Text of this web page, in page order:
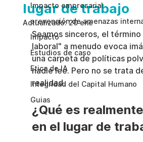
Impacto empresarial
prevención de amenazas
Impacto
Estudios de caso
Etica de IA
Integridad del Capital Humano
Guias
lugar de trabajo
Actualizado:20 ene
Seamos sinceros, el
laboral" a menudo evoca
una carpeta de políticas
nadie lee. Pero no se trata
realidad.
¿Qué es
en el lugar de